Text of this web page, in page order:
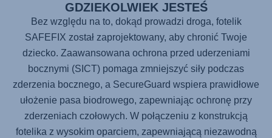
GDZIEKOLWIEK JESTEŚ
Bez względu na to, dokąd prowadzi droga, fotelik
SAFEFIX został zaprojektowany, aby chronić Twoje
dziecko. Zaawansowana ochrona przed uderzeniami
bocznymi (SICT) pomaga zmniejszyć siły podczas
zderzenia bocznego, a SecureGuard wspiera prawidłowe
ułożenie pasa biodrowego, zapewniając ochronę przy
zderzeniach czołowych. W połączeniu z konstrukcją
fotelika z wysokim oparciem, zapewniającą niezawodną